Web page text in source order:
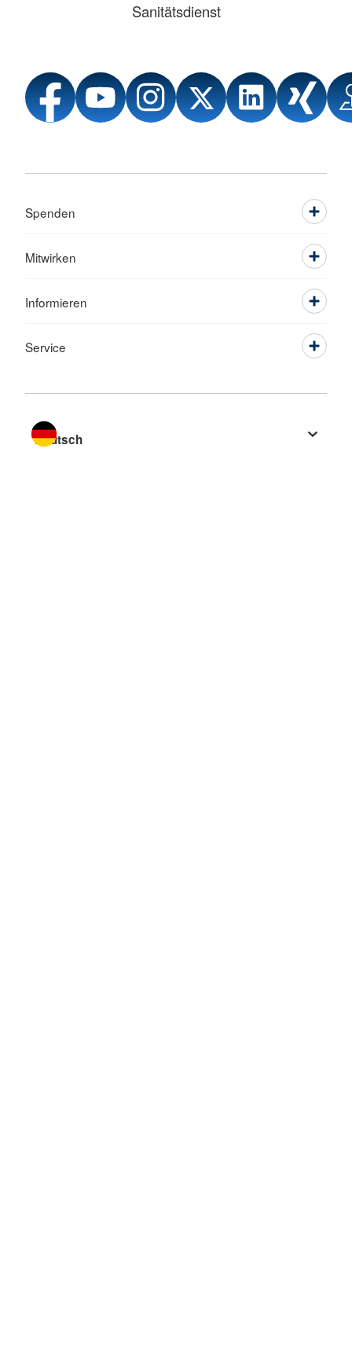
Sanitätsdienst
Spenden
Mitwirken
Informieren
Service
Sprache wechseln zu